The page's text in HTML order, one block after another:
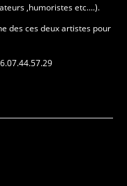
,humoristes etc....).
des ces deux artistes pour